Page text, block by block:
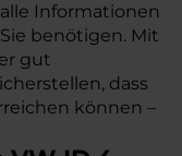
Informationen
benötigen. Mit
gut
dass
können –